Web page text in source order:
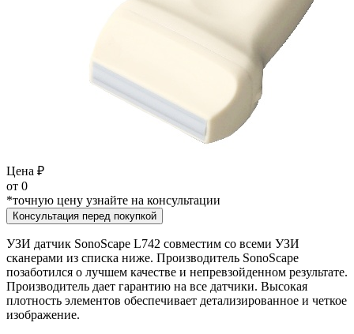
Цена ₽
от 0
*точную цену узнайте на консультации
Консультация перед покупкой
УЗИ датчик SonoScape L742 совместим со всеми УЗИ
сканерами из списка ниже. Производитель SonoScape
позаботился о лучшем качестве и непревзойденном результате.
Производитель дает гарантию на все датчики. Высокая
плотность элементов обеспечивает детализированное и четкое
изображение.